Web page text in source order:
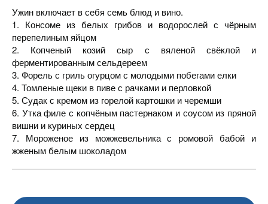
Ужин включает в себя семь блюд и вино.
1. Консоме из белых грибов и водорослей с чёрным
перепелиным яйцом
2. Копченый козий сыр с вяленой свёклой и
ферментированным сельдереем
3. Форель с гриль огурцом с молодыми побегами елки
4. Томленые щеки в пиве с рачками и перловкой
5. Судак с кремом из горелой картошки и черемши
6. Утка филе с копчёным пастернаком и соусом из пряной
вишни и куриных сердец
7. Мороженое из можжевельника с ромовой бабой и
жженым белым шоколадом